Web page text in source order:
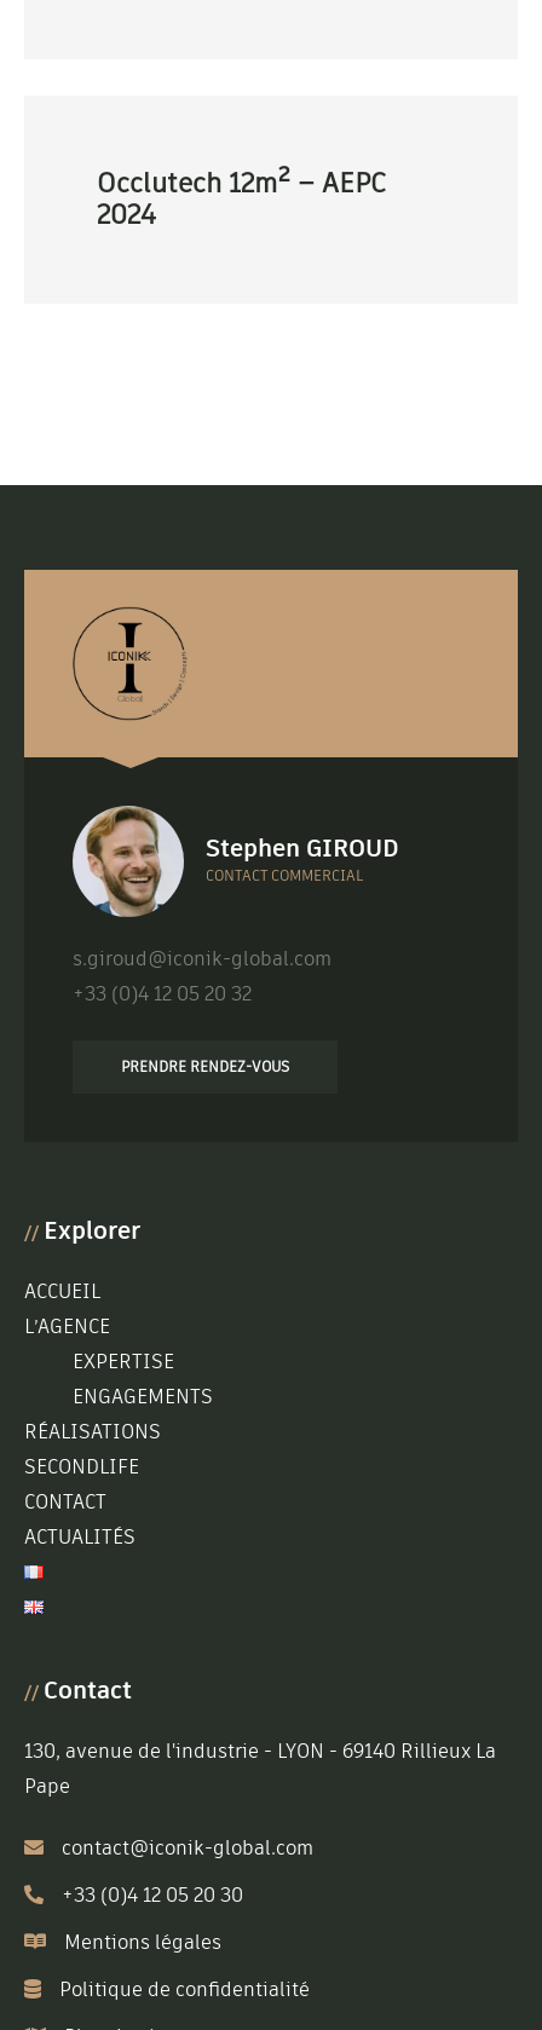
Occlutech 12m² – AEPC
2024
Stephen GIROUD
CONTACT COMMERCIAL
s.giroud@iconik-global.com
+33 (0)4 12 05 20 32
PRENDRE RENDEZ-VOUS
// Explorer
ACCUEIL
L’AGENCE
EXPERTISE
ENGAGEMENTS
RÉALISATIONS
SECONDLIFE
CONTACT
ACTUALITÉS
// Contact
130, avenue de l'industrie - LYON - 69140 Rillieux La
Pape
contact@iconik-global.com
+33 (0)4 12 05 20 30
Mentions légales
Politique de confidentialité